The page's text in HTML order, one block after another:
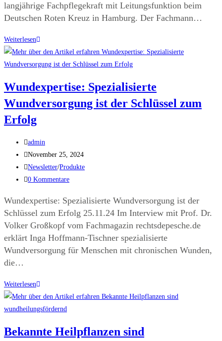
langjährige Fachpflegekraft mit Leitungsfunktion beim
Deutschen Roten Kreuz in Hamburg. Der Fachmann…
Weiterlesen
Wundexpertise: Spezialisierte
Wundversorgung ist der Schlüssel zum
Erfolg
admin
November 25, 2024
Newsletter/Produkte
0 Kommentare
Wundexpertise: Spezialisierte Wundversorgung ist der
Schlüssel zum Erfolg 25.11.24 Im Interview mit Prof. Dr.
Volker Großkopf vom Fachmagazin rechtsdepesche.de
erklärt Inga Hoffmann-Tischner spezialisierte
Wundversorgung für Menschen mit chronischen Wunden,
die…
Weiterlesen
Bekannte Heilpflanzen sind